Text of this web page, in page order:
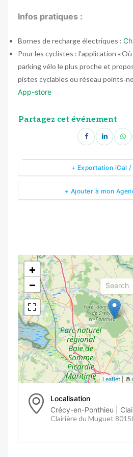
Infos pratiques :
Bornes de recharge électriques :
Pour les cyclistes : l’application « Où
parking vélo le plus proche et
pistes cyclables ou réseau
App-store
Partagez cet événement
+ Ajouter à mon
+ Exportation iCal /
<!---->
+
−
Leaflet | ©
Localisation
Crécy-en-Ponthieu |
Clairière du Muguet